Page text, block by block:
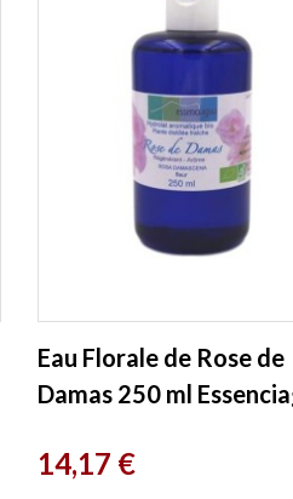
Eau Florale de Rose de
Damas 250 ml
Prix
14,17 €